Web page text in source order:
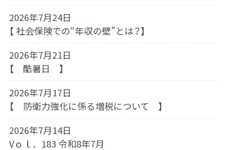
2026年7月24日
【 社会保険での“年収の壁”とは？】
2026年7月21日
【 酷暑日 】
2026年7月17日
【 防衛力強化に係る増税について 】
2026年7月14日
Vｏｌ．183 令和8年7月